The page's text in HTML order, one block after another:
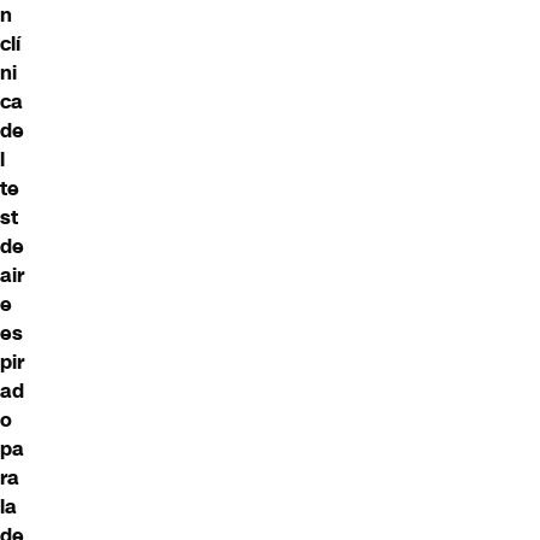
n
clí
ni
ca
de
l
te
st
de
air
e
es
pir
ad
o
pa
ra
la